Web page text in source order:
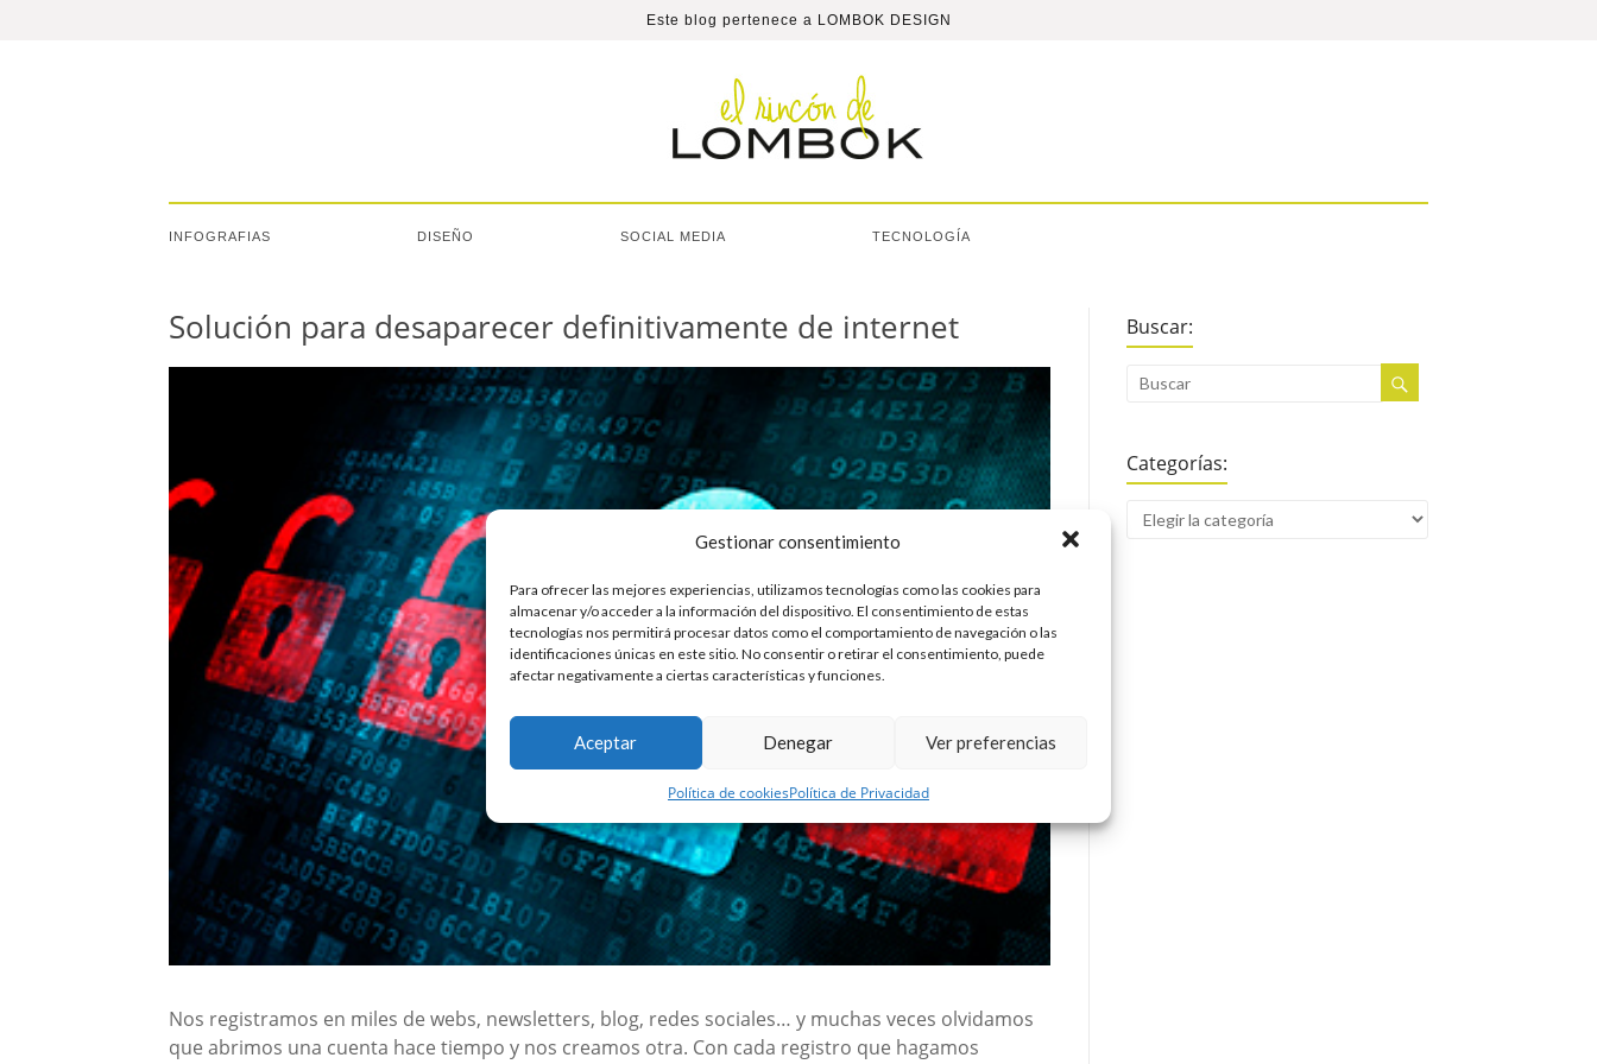
Gestionar consentimiento
Para ofrecer las mejores experiencias, utilizamos tecnologías como las cookies para
almacenar y/o acceder a la información del dispositivo. El consentimiento de estas
tecnologías nos permitirá procesar datos como el comportamiento de navegación o las
identificaciones únicas en este sitio. No consentir o retirar el consentimiento, puede
afectar negativamente a ciertas características y funciones.
Aceptar Denegar Ver preferencias
Política de cookiesPolítica de Privacidad
Este blog pertenece a LOMBOK DESIGN
INFOGRAFIAS DISEÑO SOCIAL MEDIA TECNOLOGÍA
Solución para desaparecer definitivamente de internet
Nos registramos en miles de webs, newsletters, blog, redes sociales… y muchas veces olvidamos
que abrimos una cuenta hace tiempo y nos creamos otra. Con cada registro que hagamos
Buscar:
Categorías: